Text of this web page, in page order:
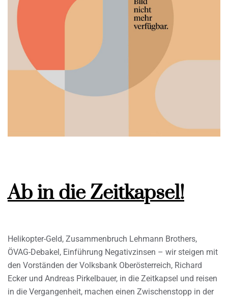
Ab in die Zeitkapsel!
Helikopter-Geld, Zusammenbruch Lehmann Brothers,
ÖVAG-Debakel, Einführung Negativzinsen – wir steigen mit
den Vorständen der Volksbank Oberösterreich, Richard
Ecker und Andreas Pirkelbauer, in die Zeitkapsel und reisen
in die Vergangenheit, machen einen Zwischenstopp in der